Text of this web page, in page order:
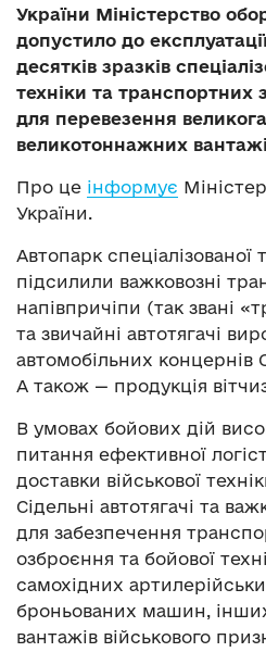
України Міністерство
допустило до
десятків зразків
техніки та транспортних
для перевезення
великотоннажних
Про це інформує
України.
Автопарк спеціалізованої
підсилили важковозні
напівпричіпи (так звані
та звичайні автотягачі
автомобільних концернів
А також — продукція
В умовах бойових дій
питання ефективної
доставки військової
Сідельні автотягачі та
для забезпечення
озброєння та бойової
самохідних
броньованих машин,
вантажів військового